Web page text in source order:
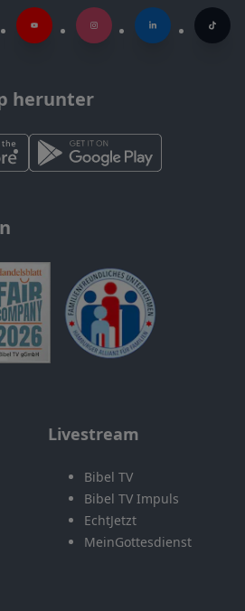
herunter
Livestream
Bibel TV
Bibel TV Impuls
EchtJetzt
MeinGottesdienst